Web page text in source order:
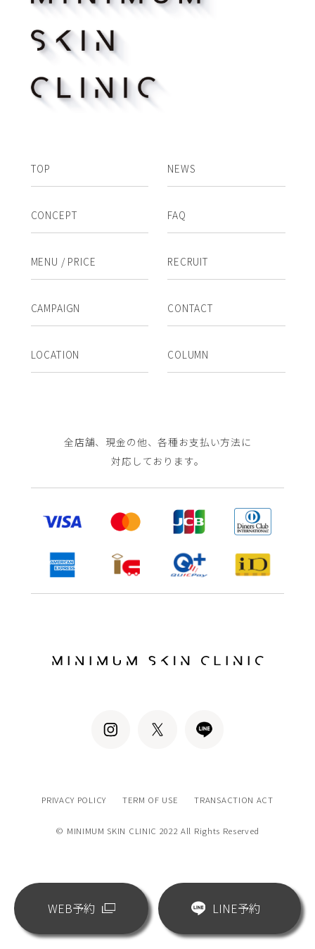
TOP
CONCEPT
MENU / PRICE
CAMPAIGN
LOCATION
NEWS
FAQ
RECRUIT
CONTACT
COLUMN
全店舗、現金の他、各種お支払い方法に
対応しております。
PRIVACY POLICY TERM OF USE TRANSACTION ACT
© MINIMUM SKIN CLINIC 2022 All Rights Reserved
WEB予約 LINE予約